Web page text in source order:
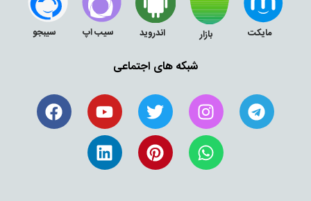
مایکت بازار اندروید سیب اپ سیبجو
شبکه های اجتماعی